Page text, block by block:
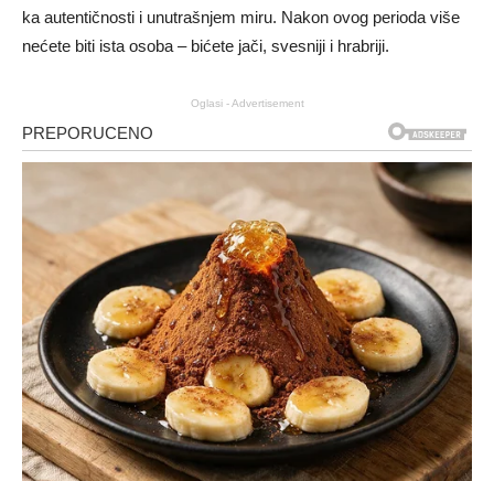
ka autentičnosti i unutrašnjem miru. Nakon ovog perioda više
nećete biti ista osoba – bićete jači, svesniji i hrabriji.
Oglasi - Advertisement